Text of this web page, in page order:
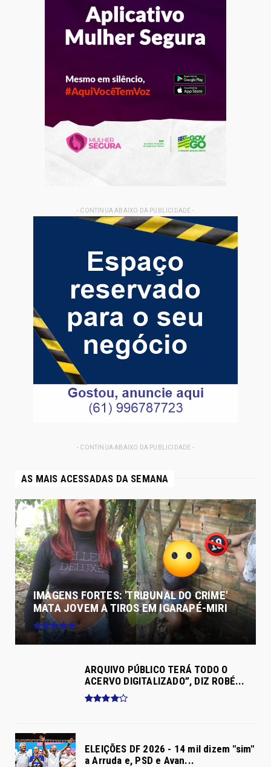
- CONTINUA ABAIXO DA PUBLICIDADE -
- CONTINUA ABAIXO DA PUBLICIDADE -
AS MAIS ACESSADAS DA SEMANA
IMAGENS FORTES: 'TRIBUNAL DO CRIME'
MATA JOVEM A TIROS EM IGARAPÉ-MIRI
ARQUIVO PÚBLICO TERÁ TODO O
ACERVO DIGITALIZADO”, DIZ ROBÉ...
ELEIÇÕES DF 2026 - 14 mil dizem "sim"
a Arruda e, PSD e Avan...